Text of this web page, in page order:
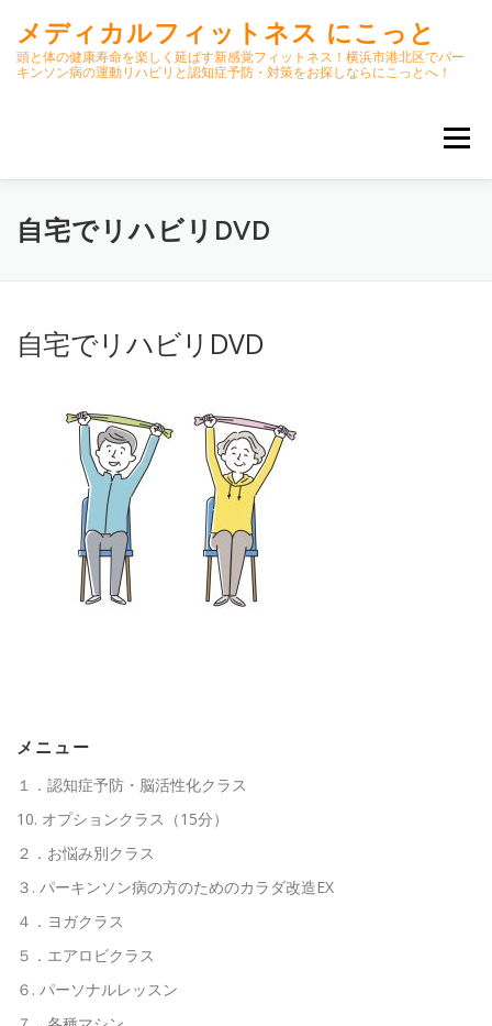
ッ
メディカルフィットネス にこっと
頭と体の健康寿命を楽しく延ばす新感覚フィットネス！横浜市港北区でパー
キンソン病の運動リハビリと認知症予防・対策をお探しならにこっとへ！
メニュー
ホーム ごあいさつ 今月のスケジュール
パーキンソン体操リハビリ動画DVD
高齢者向けおすすめ脳トレプリント
パーキンソン病関連記事
自宅でリハビリDVD
自宅でリハビリDVD
メニュー
１．認知症予防・脳活性化クラス
10. オプションクラス（15分）
２．お悩み別クラス
３. パーキンソン病の方のためのカラダ改造EX
４．ヨガクラス
５．エアロビクラス
６. パーソナルレッスン